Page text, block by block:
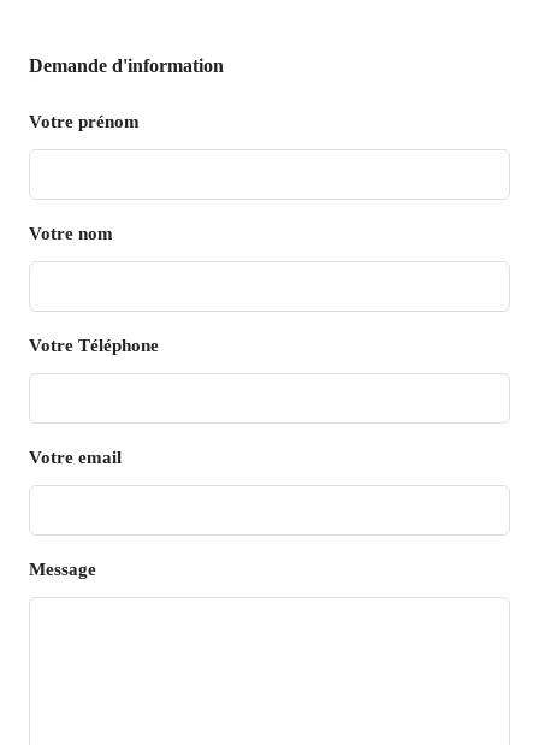
Demande d'information
Votre prénom
Votre nom
Votre Téléphone
Votre email
Message